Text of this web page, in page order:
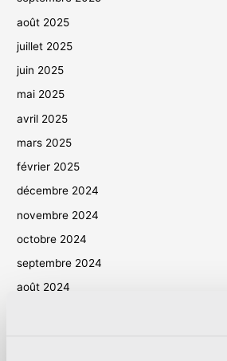
août 2025
juillet 2025
juin 2025
mai 2025
avril 2025
mars 2025
février 2025
décembre 2024
novembre 2024
octobre 2024
septembre 2024
août 2024